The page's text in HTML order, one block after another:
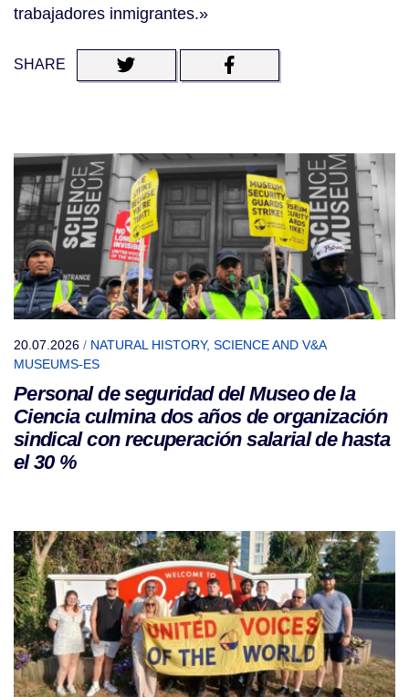
trabajadores inmigrantes.»
SHARE
20.07.2026 / NATURAL HISTORY, SCIENCE AND V&A
MUSEUMS-ES
Personal de seguridad del Museo de la
Ciencia culmina dos años de organización
sindical con recuperación salarial de hasta
el 30 %